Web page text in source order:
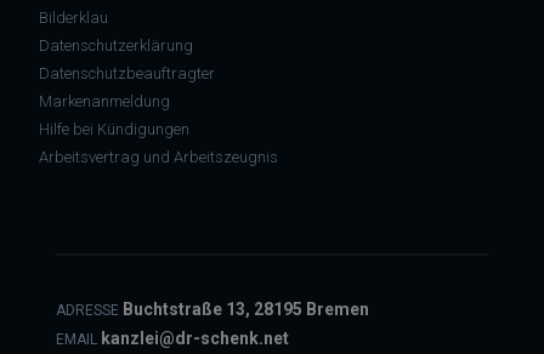
Bilderklau
Datenschutzerklärung
Datenschutzbeauftragter
Markenanmeldung
Hilfe bei Kündigungen
Arbeitsvertrag und Arbeitszeugnis
ADRESSE Buchtstraße 13, 28195 Bremen
EMAIL kanzlei@dr-schenk.net